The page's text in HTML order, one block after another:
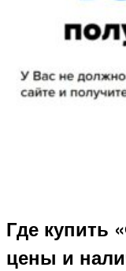
Где купить
цены и